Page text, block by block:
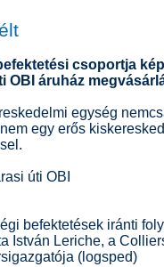
csoportja
OBI áruház
egység
egy erős
befektetések iránti
István Leriche, a
(logsped)